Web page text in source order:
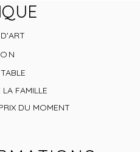
FAMILLE
DU MOMENT